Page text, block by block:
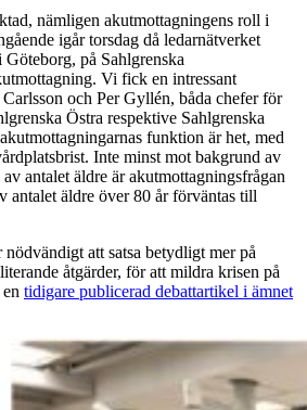
nämligen akutmottagningens roll i
igår torsdag då ledarnätverket
på Sahlgrenska
Vi fick en intressant
och Per Gyllén, båda chefer för
Östra respektive Sahlgrenska
funktion är het, med
Inte minst mot bakgrund av
antalet äldre är akutmottagningsfrågan
antalet äldre över 80 år förväntas till
att satsa betydligt mer på
åtgärder, för att mildra krisen på
tidigare publicerad debattartikel i ämnet